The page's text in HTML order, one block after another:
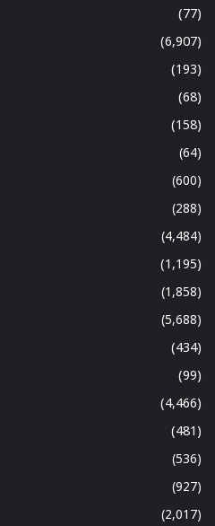
(77)
(6,907)
(193)
(68)
(158)
(64)
(600)
(288)
(4,484)
(1,195)
(1,858)
(5,688)
(434)
(99)
(4,466)
(481)
(536)
(927)
(2,017)